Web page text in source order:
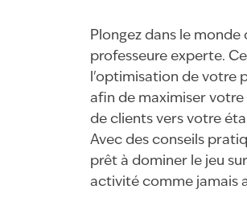
Plongez dans le
professeure experte.
l'optimisation de votre
afin de maximiser
de clients vers votre
Avec des conseils
prêt à dominer le jeu
activité comme jamais